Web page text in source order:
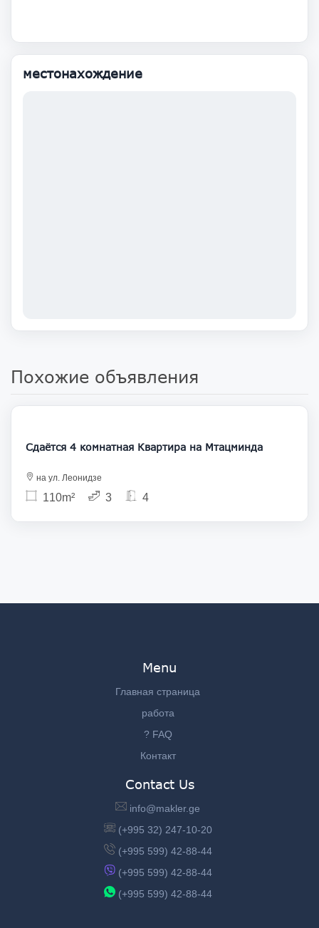
местонахождение
Похожие объявления
2 700
Сдаётся 4 комнатная Квартира на Мтацминда
на ул. Леонидзе
110m² 3 4
Menu
Главная страница
работа
? FAQ
Контакт
Contact Us
info@makler.ge
(+995 32) 247-10-20
(+995 599) 42-88-44
(+995 599) 42-88-44
(+995 599) 42-88-44